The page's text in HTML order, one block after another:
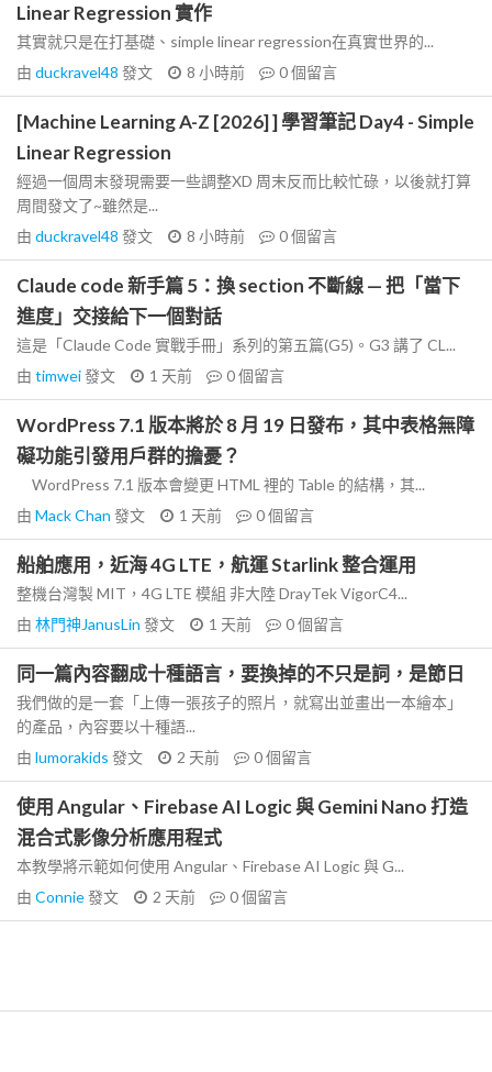
Linear Regression 實作
其實就只是在打基礎、simple linear regression在真實世界的...
由 duckravel48 發文 8 小時前 0個留言
[Machine Learning A-Z [2026] ] 學習筆記 Day4 - Simple
Linear Regression
經過一個周末發現需要一些調整XD 周末反而比較忙碌，以後就打算
周間發文了~雖然是...
由 duckravel48 發文 8 小時前 0個留言
Claude code 新手篇 5：換 section 不斷線 — 把「當下
進度」交接給下一個對話
這是「Claude Code 實戰手冊」系列的第五篇(G5)。G3 講了 CL...
由 timwei發文 1 天前 0個留言
WordPress 7.1 版本將於 8 月 19 日發布，其中表格無障
礙功能引發用戶群的擔憂？
WordPress 7.1 版本會變更 HTML 裡的 Table 的結構，其...
由 Mack Chan 發文 1 天前 0個留言
船舶應用，近海 4G LTE，航運 Starlink 整合運用
整機台灣製 MIT，4G LTE 模組 非大陸 DrayTek VigorC4...
由 林門神JanusLin 發文 1 天前 0個留言
同一篇內容翻成十種語言，要換掉的不只是詞，是節日
我們做的是一套「上傳一張孩子的照片，就寫出並畫出一本繪本」
的產品，內容要以十種語...
由 lumorakids 發文 2 天前 0個留言
使用 Angular、Firebase AI Logic 與 Gemini Nano 打造
混合式影像分析應用程式
本教學將示範如何使用 Angular、Firebase AI Logic 與 G...
由 Connie發文 2 天前 0個留言